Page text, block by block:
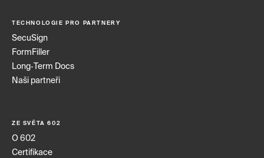
TECHNOLOGIE PRO PARTNERY
SecuSign
FormFiller
Long‑Term Docs
Naši partneři
ZE SVĚTA 602
O 602
Certifikace